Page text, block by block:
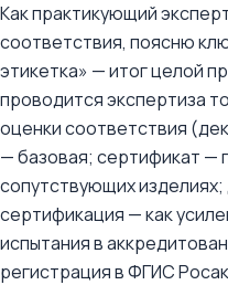
Как практикующий
соответствия, поясню
этикетка» — итог целой
проводится экспертиза
оценки соответствия
— базовая; сертификат —
сопутствующих
сертификация — как
испытания в
регистрация в ФГИС